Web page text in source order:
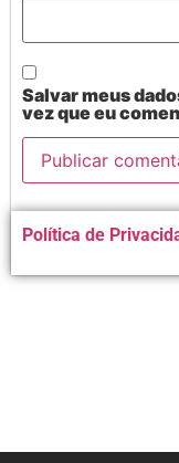
Salvar meus
vez que eu
Alternative:
Política de